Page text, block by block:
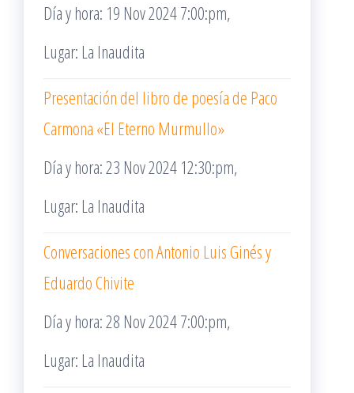
Día y hora: 19 Nov 2024 7:00:pm,
Lugar: La Inaudita
Presentación del libro de poesía de Paco
Carmona «El Eterno Murmullo»
Día y hora: 23 Nov 2024 12:30:pm,
Lugar: La Inaudita
Conversaciones con Antonio Luis Ginés y
Eduardo Chivite
Día y hora: 28 Nov 2024 7:00:pm,
Lugar: La Inaudita